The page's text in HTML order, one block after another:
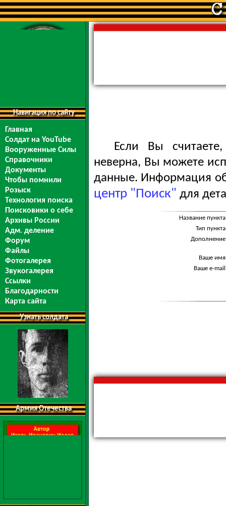
Навигация по сайту
Главная
Солдат на YouTube
Вооруженные Силы
Справочники
Документы
Чтобы помнили
Розыск
Технология поиска
Поисковики о себе
Архивы России
Адм. деление
Форум
Файлы
Фотогалерея
Звукогалерея
Ссылки
Благодарности
Карта сайта
Узнать солдата
Армия Отечества
Если Вы
неверна, Вы можете
данные. Информация
центр "Поиск" для
Название
Тип
Ваше
Ваше e-